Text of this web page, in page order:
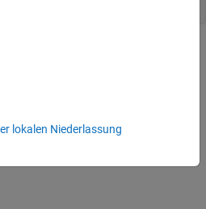
code using Simulink® Coder™.
lokalen Niederlassung